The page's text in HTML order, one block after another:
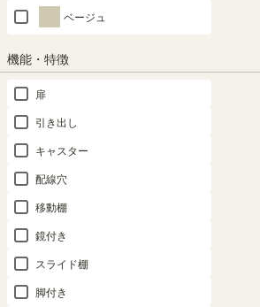
ベージュ
機能・特徴
扉
引き出し
キャスター
配線穴
移動棚
鏡付き
スライド棚
脚付き
最短お届け予定日
〒
予定日:
※在庫状況、実際の詳細な住所により変動する場合
※正確なお届け予定日はご注文手続き画面にてご確